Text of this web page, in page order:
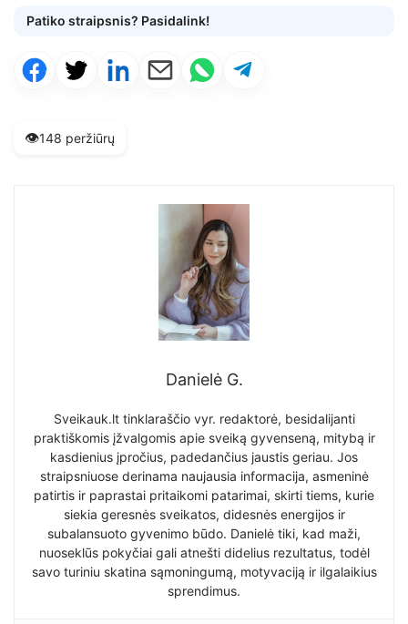
Patiko straipsnis? Pasidalink!
👁️148 peržiūrų
Danielė G.
Sveikauk.lt tinklaraščio vyr. redaktorė, besidalijanti
praktiškomis įžvalgomis apie sveiką gyvenseną, mitybą ir
kasdienius įpročius, padedančius jaustis geriau. Jos
straipsniuose derinama naujausia informacija, asmeninė
patirtis ir paprastai pritaikomi patarimai, skirti tiems, kurie
siekia geresnės sveikatos, didesnės energijos ir
subalansuoto gyvenimo būdo. Danielė tiki, kad maži,
nuoseklūs pokyčiai gali atnešti didelius rezultatus, todėl
savo turiniu skatina sąmoningumą, motyvaciją ir ilgalaikius
sprendimus.